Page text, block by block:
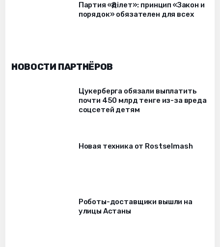
Партия «Әділет»: принцип «Закон и
порядок» обязателен для всех
НОВОСТИ ПАРТНЁРОВ
Цукерберга обязали выплатить
почти 450 млрд тенге из-за вреда
соцсетей детям
Новая техника от Rostselmash
Роботы-доставщики вышли на
улицы Астаны